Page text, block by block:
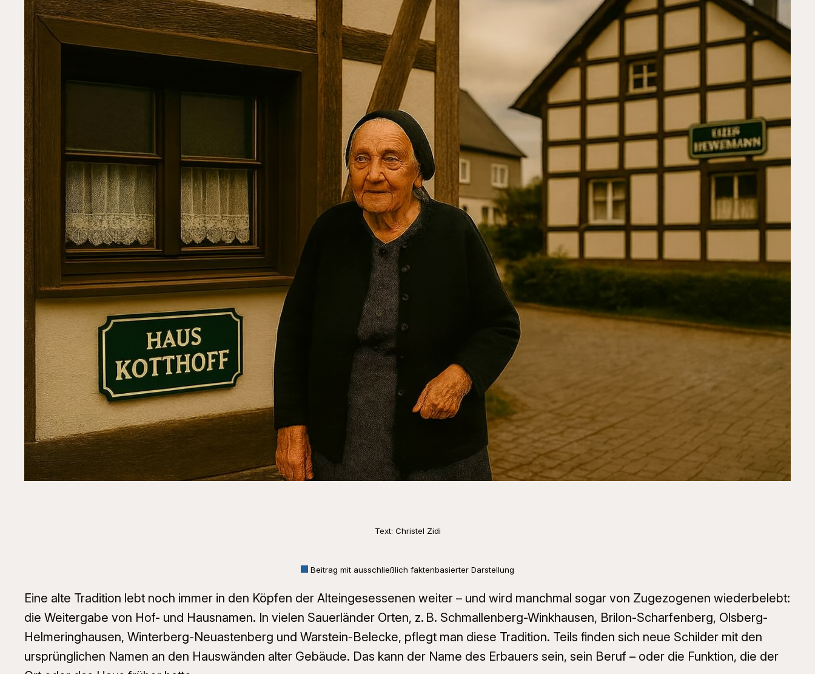
Text: Christel Zidi
Beitrag mit ausschließlich faktenbasierter Darstellung
Eine alte Tradition lebt noch immer in den Köpfen der Alteingesessenen weiter – und wird manchmal sogar von Zugezogenen wiederbelebt:
die Weitergabe von Hof- und Hausnamen. In vielen Sauerländer Orten, z. B. Schmallenberg-Winkhausen, Brilon-Scharfenberg, Olsberg-
Helmeringhausen, Winterberg-Neuastenberg und Warstein-Belecke, pflegt man diese Tradition. Teils finden sich neue Schilder mit den
ursprünglichen Namen an den Hauswänden alter Gebäude. Das kann der Name des Erbauers sein, sein Beruf – oder die Funktion, die der